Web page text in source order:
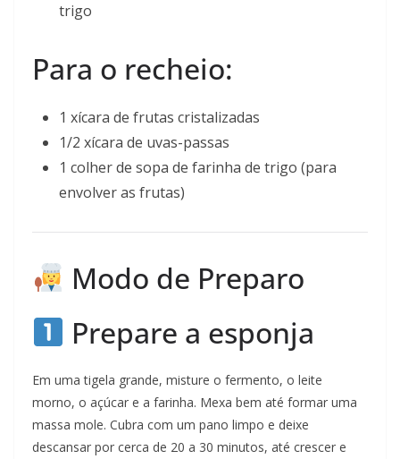
trigo
Para o recheio:
1 xícara de frutas cristalizadas
1/2 xícara de uvas-passas
1 colher de sopa de farinha de trigo (para
envolver as frutas)
Modo de Preparo
Prepare a esponja
Em uma tigela grande, misture o fermento, o leite
morno, o açúcar e a farinha. Mexa bem até formar uma
massa mole. Cubra com um pano limpo e deixe
descansar por cerca de 20 a 30 minutos, até crescer e